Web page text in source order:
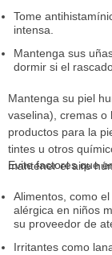
Tome
intensa.
Mantenga sus
dormir si el
Mantenga su piel
vaselina), cremas o
productos para la
tintes u otros
mantener el aire
Evite factores que
Alimentos, como
alérgica en niños
su proveedor de
Irritantes como